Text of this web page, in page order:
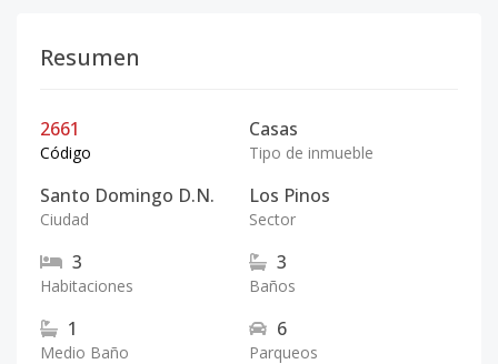
Resumen
2661
Código
Casas
Tipo de inmueble
Santo Domingo D.N.
Ciudad
Los Pinos
Sector
3
Habitaciones
3
Baños
1
Medio Baño
6
Parqueos